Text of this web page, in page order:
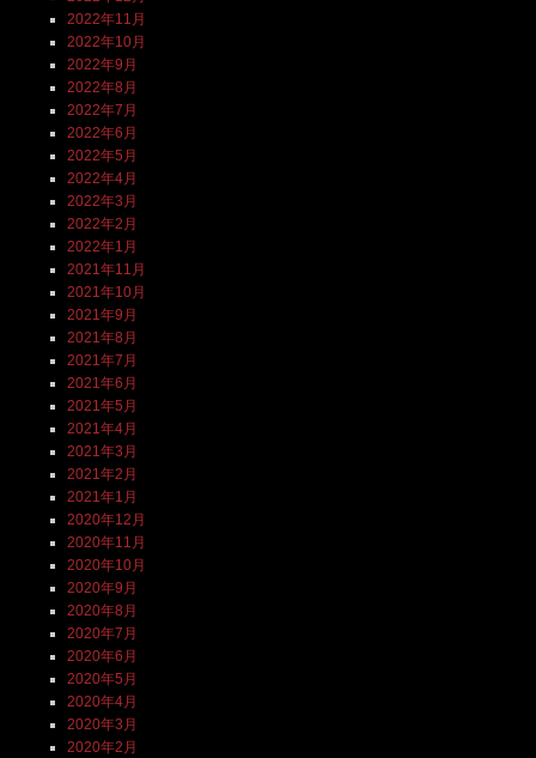
2022年11月
2022年10月
2022年9月
2022年8月
2022年7月
2022年6月
2022年5月
2022年4月
2022年3月
2022年2月
2022年1月
2021年11月
2021年10月
2021年9月
2021年8月
2021年7月
2021年6月
2021年5月
2021年4月
2021年3月
2021年2月
2021年1月
2020年12月
2020年11月
2020年10月
2020年9月
2020年8月
2020年7月
2020年6月
2020年5月
2020年4月
2020年3月
2020年2月